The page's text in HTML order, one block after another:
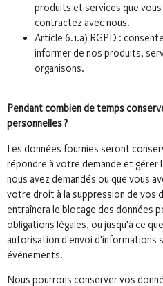
produits et services que
contractez avec nous.
Article 6.1.a) RGPD :
informer de nos produits,
organisons.
Pendant combien de temps
personnelles ?
Les données fournies seront
répondre à votre demande et gérer
nous avez demandés ou que vous
votre droit à la suppression de vos
entraînera le blocage des données
obligations légales, ou jusqu'à ce
autorisation d'envoi d'informations
événements.
Nous pourrons conserver vos